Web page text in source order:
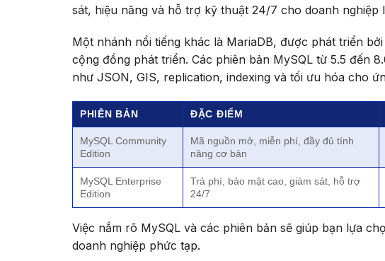
sát, hiệu năng và hỗ trợ kỹ thuật 24/7 cho doanh nghiệp
Một nhánh nổi tiếng khác là MariaDB, được phát triển
cộng đồng phát triển. Các phiên bản MySQL từ 5.5 đến
như JSON, GIS, replication, indexing và tối ưu hóa cho
PHIÊN BẢN ĐẶC ĐIỂM
MySQL Community
Edition
Mã nguồn mở, miễn phí, đầy đủ tính
năng cơ bản
MySQL Enterprise
Edition
Trả phí, bảo mật cao, giám sát, hỗ trợ
24/7
Việc nắm rõ MySQL và các phiên bản sẽ giúp bạn lựa
doanh nghiệp phức tạp.